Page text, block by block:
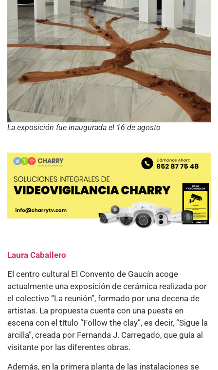
La exposición fue inaugurada el 16 de agosto
Laura Caballero
El centro cultural El Convento de Gaucín acoge
actualmente una exposición de cerámica realizada por
el colectivo “La reunión”, formado por una decena de
artistas. La propuesta cuenta con una puesta en
escena con el título “Follow the clay”, es decir, “Sigue la
arcilla”, creada por Fernanda J. Carregado, que guía al
visitante por las diferentes obras.
Además, en la primera planta de las instalaciones se